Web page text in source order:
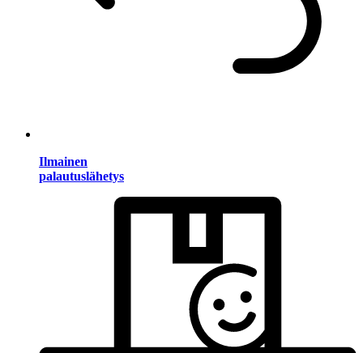
Ilmainen
palautuslähetys